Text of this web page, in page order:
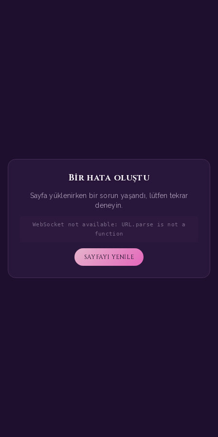
Bir hata oluştu
Sayfa yüklenirken bir sorun yaşandı, lütfen tekrar
deneyin.
WebSocket not available: URL.parse is not a
function
SAYFAYI YENİLE